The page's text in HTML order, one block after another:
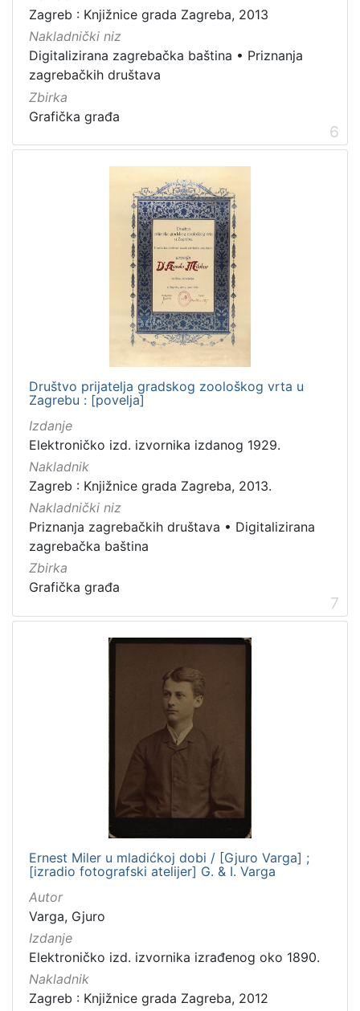
Zagreb : Knjižnice grada Zagreba, 2013
Nakladnički niz
Digitalizirana zagrebačka baština • Priznanja
zagrebačkih društava
Zbirka
Grafička građa
6
Društvo prijatelja gradskog zoološkog vrta u
Zagrebu : [povelja]
Izdanje
Elektroničko izd. izvornika izdanog 1929.
Nakladnik
Zagreb : Knjižnice grada Zagreba, 2013.
Nakladnički niz
Priznanja zagrebačkih društava • Digitalizirana
zagrebačka baština
Zbirka
Grafička građa
7
Ernest Miler u mladićkoj dobi / [Gjuro Varga] ;
[izradio fotografski atelijer] G. & I. Varga
Autor
Varga, Gjuro
Izdanje
Elektroničko izd. izvornika izrađenog oko 1890.
Nakladnik
Zagreb : Knjižnice grada Zagreba, 2012